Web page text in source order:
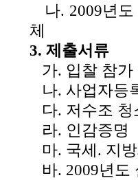
나. 2009년도
체
3. 제출서류
가. 입찰 참가
나. 사업자등
다. 저수조 청
라. 인감증명
마. 국세. 지
바. 2009년도